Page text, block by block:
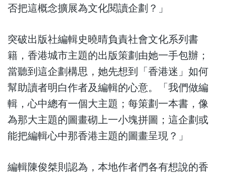
否把這概念擴展為文化閱讀企劃？」
突破出版社編輯史曉晴負責社會文化系列書
籍，香港城市主題的出版策劃由她一手包辦；
當聽到這企劃構思，她先想到「香港迷」如何
幫助讀者明白作者及編輯的心意。「我們做編
輯，心中總有一個大主題；每策劃一本書，像
為那大主題的圖畫砌上一小塊拼圖；這企劃或
能把編輯心中那香港主題的圖畫呈現？」
編輯陳俊桀則認為，本地作者們各有想說的香